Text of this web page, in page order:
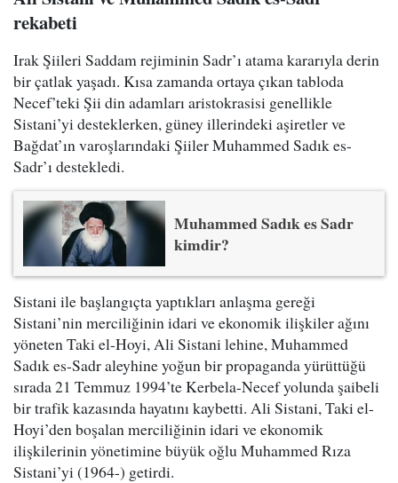
rekabeti
Irak Şiileri Saddam rejiminin Sadr’ı atama kararıyla derin
bir çatlak yaşadı. Kısa zamanda ortaya çıkan tabloda
Necef’teki Şii din adamları aristokrasisi genellikle
Sistani’yi desteklerken, güney illerindeki aşiretler ve
Bağdat’ın varoşlarındaki Şiiler Muhammed Sadık es-
Sadr’ı destekledi.
Muhammed Sadık es Sadr
kimdir?
Sistani ile başlangıçta yaptıkları anlaşma gereği
Sistani’nin merciliğinin idari ve ekonomik ilişkiler ağını
yöneten Taki el-Hoyi, Ali Sistani lehine, Muhammed
Sadık es-Sadr aleyhine yoğun bir propaganda yürüttüğü
sırada 21 Temmuz 1994’te Kerbela-Necef yolunda şaibeli
bir trafik kazasında hayatını kaybetti. Ali Sistani, Taki el-
Hoyi’den boşalan merciliğinin idari ve ekonomik
ilişkilerinin yönetimine büyük oğlu Muhammed Rıza
Sistani’yi (1964-) getirdi.